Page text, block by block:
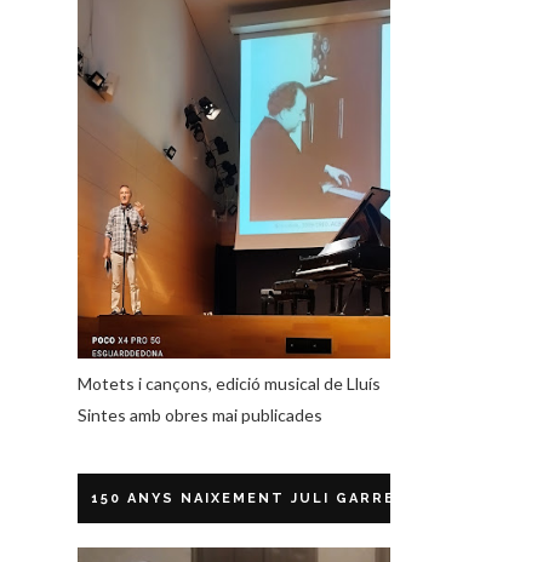
Motets i cançons, edició musical de Lluís
Sintes amb obres mai publicades
150 ANYS NAIXEMENT JULI GARRETA